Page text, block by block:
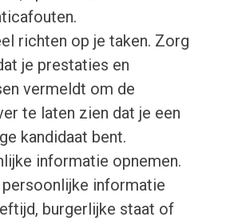
richten op je taken. Zorg
je prestaties en
vermeldt om de
te laten zien dat je een
kandidaat bent.
informatie opnemen.
informatie
burgerlijke staat of